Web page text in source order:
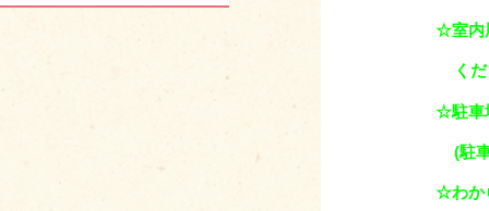
☆室内履きを
くださ
☆駐車場があ
(駐
☆わからない